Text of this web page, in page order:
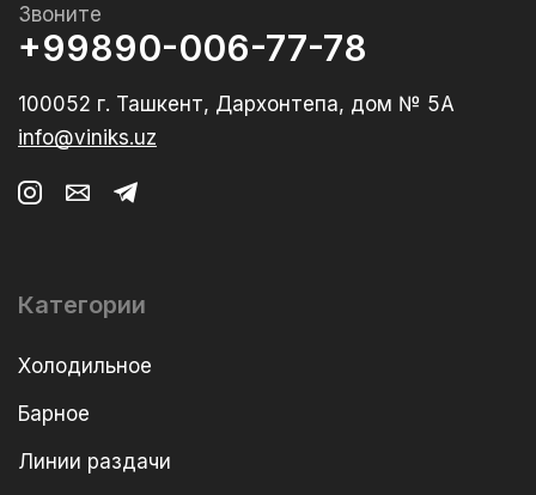
Звоните
+99890-006-77-78
100052 г. Ташкент, Дархонтепа, дом № 5А
info@viniks.uz
Категории
Холодильное
Барное
Линии раздачи